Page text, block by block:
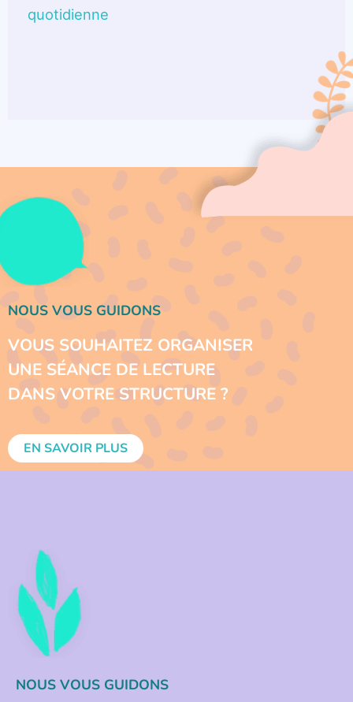
quotidienne
NOUS VOUS GUIDONS
VOUS SOUHAITEZ ORGANISER
UNE SÉANCE DE LECTURE
DANS VOTRE STRUCTURE ?
EN SAVOIR PLUS
NOUS VOUS GUIDONS